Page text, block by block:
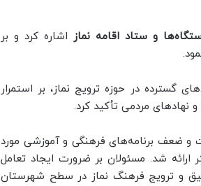
و ستاد اقامه نماز اشاره کرد و بر
در حوزه ترویج نماز، بر استمرار
نهادهای مردمی تأکید کرد.
و ضعف برنامه‌های فرهنگی و آموزشی مورد
ارائه شد. مسئولان بر ضرورت ایجاد تعامل
و ترویج فرهنگ نماز در سطح شهرستان